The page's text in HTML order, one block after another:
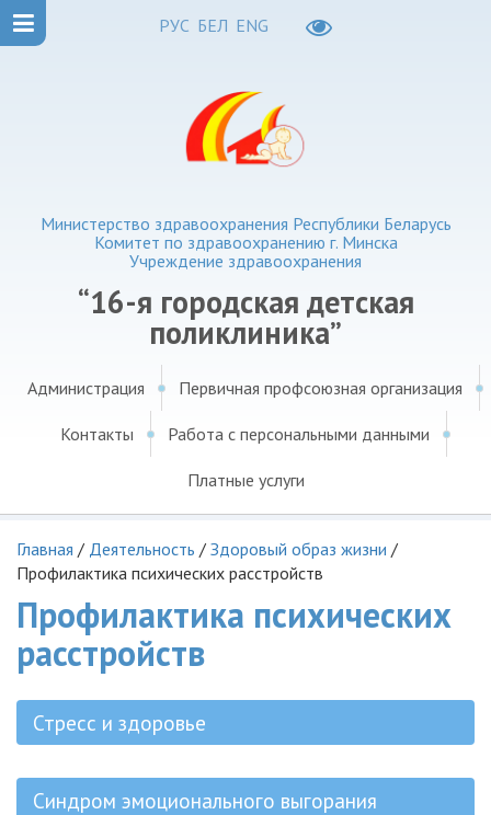
РУС БЕЛ ENG
Министерство здравоохранения Республики Беларусь
Комитет по здравоохранению г. Минска
Учреждение здравоохранения
“16-я городская детская
поликлиника”
Администрация Первичная профсоюзная организация
Контакты Работа с персональными данными
Платные услуги
Главная / Деятельность / Здоровый образ жизни /
Профилактика психических расстройств
Профилактика психических
расстройств
Стресс и здоровье
Синдром эмоционального выгорания